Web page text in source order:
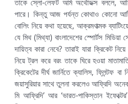
তাকে স্লো-লেফট আর্ম অর্থোডক্স বললে,
পারে। কিন্তু আজ পর্যন্ত কোথাও কোনো
বোলিং নিয়ে কথা হয়েছে, আক্রমণাত্মক
যে মিথ (মিথ্যা) বাংলাদেশের স্পোর্টস
দায়িত্ব কারা নেবে? তারাই যারা ক্রিকেট
নিয়ে ট্রল করে বরং তাকে ঘিরে হওয়া
ক্রিকেটের দীর্ঘ জার্নিতে ক্যালিস, ফ্লিন্টফ
জয়াসুরিয়ার সাথে তুলনা করলেও আফ্রিদি
মি আফ্রিদি’ আর ‘ভারত-পাকিস্তান